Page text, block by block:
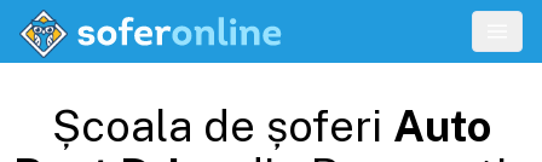
Școala de șoferi Auto